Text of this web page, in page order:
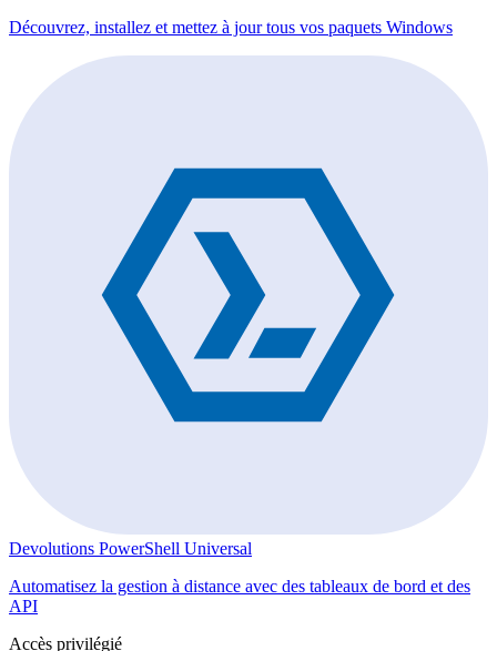
Découvrez, installez et mettez à jour tous vos paquets Windows
Devolutions PowerShell Universal
Automatisez la gestion à distance avec des tableaux de bord et des
API
Accès privilégié